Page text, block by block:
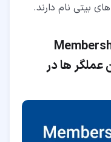
بیتی نام دارند.
عملگر ها در